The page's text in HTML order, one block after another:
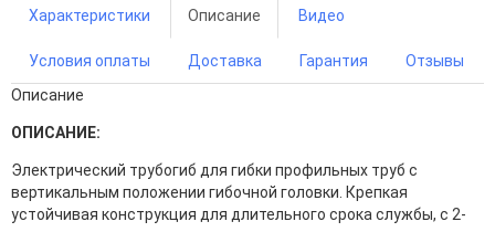
Характеристики Описание Видео
Условия оплаты Доставка Гарантия
Отзывы
Описание
ОПИСАНИЕ:
Электрический трубогиб для гибки профильных труб c
вертикальным положении гибочной головки. Крепкая
устойчивая конструкция для длительного срока службы, с 2-